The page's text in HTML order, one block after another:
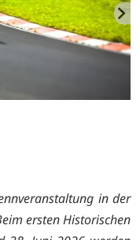
in der
ersten Historischen